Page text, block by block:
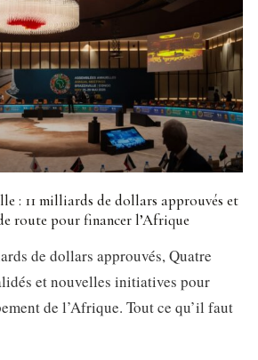
: 11 milliards de dollars approuvés et
route pour financer l’Afrique
de dollars approuvés, Quatre
et nouvelles initiatives pour
de l’Afrique. Tout ce qu’il faut